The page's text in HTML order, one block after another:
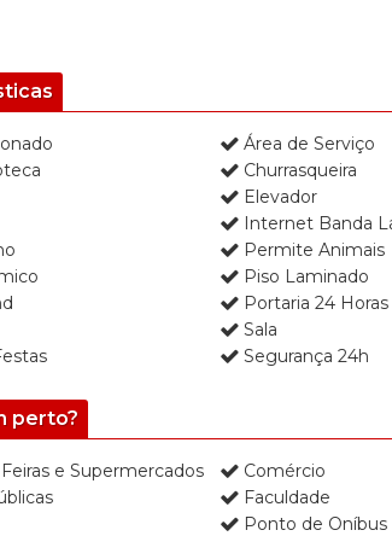
Área de Serviço
Churrasqueira
Elevador
Internet Banda
Permite Animais
Piso Laminado
Portaria 24 Horas
Sala
Segurança 24h
perto?
e Supermercados Comércio
Faculdade
Ponto de Oníbus